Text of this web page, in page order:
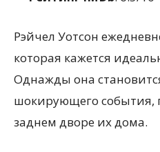
Рэйчел Уотсон
которая кажется
Однажды она
шокирующего события,
заднем дворе их дома.